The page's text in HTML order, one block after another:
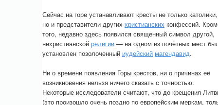
Сейчас на горе устанавливают кресты не только католики,
но и представители других христианских конфессий.
того, недавно здесь появился священный символ другой,
нехристианской религии — на одном из почётных мест
установлен позолоченный иудейский магендавид.
Ни о времени появления Горы крестов, ни о причинах её
возникновения нельзя ничего сказать с точностью.
Некоторые исследователи считают, что до крещения
(это произошло очень поздно по европейским меркам,